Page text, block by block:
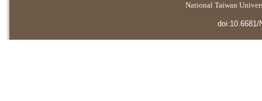
National Taiwan
doi:10.6681/